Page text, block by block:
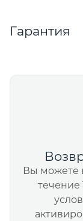
Гарантия
Вы можете
течение